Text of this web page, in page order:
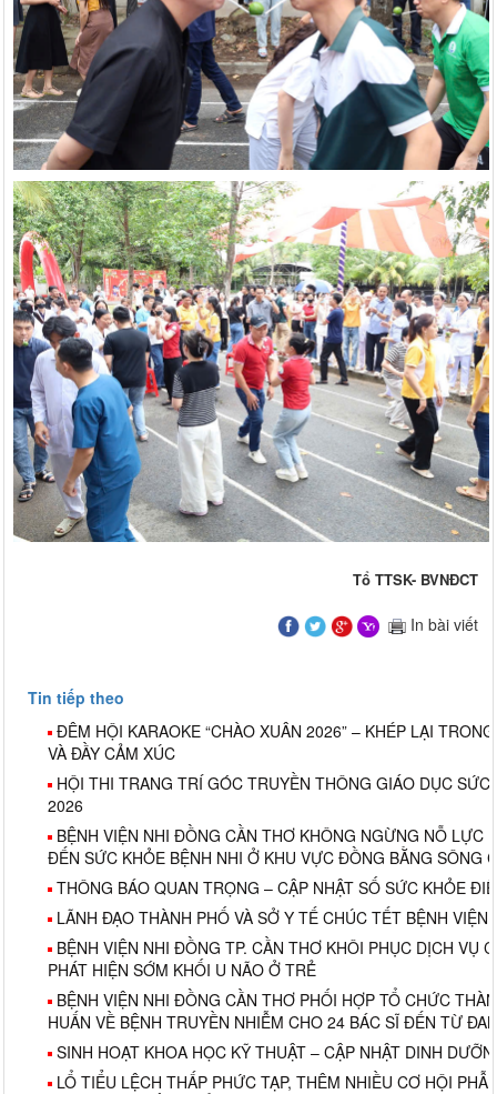
Tổ TTSK- BVNĐCT
In bài viết
Tin tiếp theo
ĐÊM HỘI KARAOKE “CHÀO XUÂN 2026” – KHÉP LẠI
VÀ ĐẦY CẢM XÚC
HỘI THI TRANG TRÍ GÓC TRUYỀN THÔNG GIÁO DỤC SỨC
2026
BỆNH VIỆN NHI ĐỒNG CẦN THƠ KHÔNG NGỪNG NỖ LỰC
ĐẾN SỨC KHỎE BỆNH NHI Ở KHU VỰC ĐỒNG BẰNG SÔNG
THÔNG BÁO QUAN TRỌNG – CẬP NHẬT SỐ SỨC KHỎE
LÃNH ĐẠO THÀNH PHỐ VÀ SỞ Y TẾ CHÚC TẾT BỆNH VIỆN
BỆNH VIỆN NHI ĐỒNG TP. CẦN THƠ KHÔI PHỤC DỊCH VỤ
PHÁT HIỆN SỚM KHỐI U NÃO Ở TRẺ
BỆNH VIỆN NHI ĐỒNG CẦN THƠ PHỐI HỢP TỔ CHỨC
HUẤN VỀ BỆNH TRUYỀN NHIỄM CHO 24 BÁC SĨ ĐẾN TỪ
SINH HOẠT KHOA HỌC KỸ THUẬT – CẬP NHẬT DINH
LỔ TIỂU LỆCH THẤP PHỨC TẠP, THÊM NHIỀU CƠ HỘI